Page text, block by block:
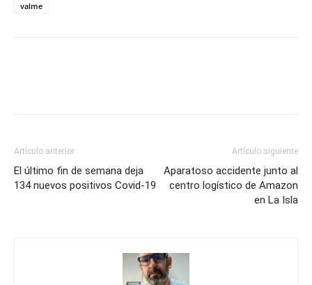
valme
Artículo anterior
El último fin de semana deja
134 nuevos positivos Covid-19
Artículo siguiente
Aparatoso accidente junto al
centro logístico de Amazon
en La Isla